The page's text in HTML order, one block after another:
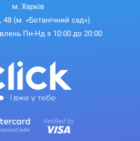
м. Харків
48 (м. «Ботанічний сад»)
Пн-Нд з 10:00 до 20:00